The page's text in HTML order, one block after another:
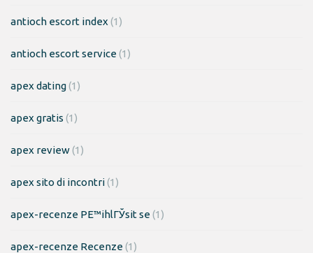
antioch escort index (1)
antioch escort service(1)
apex dating(1)
apex gratis (1)
apex review(1)
apex sito di incontri(1)
apex-recenze PЕ™ihlГЎsit se(1)
apex-recenze Recenze(1)